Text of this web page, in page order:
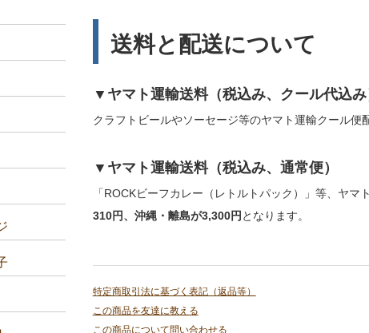
送料と配送について
▼ヤマト運輸送料（税込み、クール代込み
クラフトビールやソーセージ等のヤマト運輸クール便
▼ヤマト運輸送料（税込み、通常便）
「ROCKビーフカレー（レトルトパック）」等、ヤ
310円、沖縄・離島が3,300円 となります。
特定商取引法に基づく表記（返品等）
この商品を友達に教える
この商品について問い合わせる